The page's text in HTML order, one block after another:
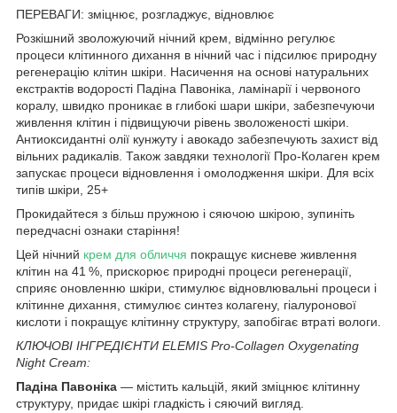
ПЕРЕВАГИ: зміцнює, розгладжує, відновлює
Розкішний зволожуючий нічний крем, відмінно регулює
процеси клітинного дихання в нічний час і підсилює природну
регенерацію клітин шкіри. Насичення на основі натуральних
екстрактів водорості Падіна Павоніка, ламінарії і червоного
коралу, швидко проникає в глибокі шари шкіри, забезпечуючи
живлення клітин і підвищуючи рівень зволоженості шкіри.
Антиоксидантні олії кунжуту і авокадо забезпечують захист від
вільних радикалів. Також завдяки технології Про-Колаген крем
запускає процеси відновлення і омолодження шкіри. Для всіх
типів шкіри, 25+
Прокидайтеся з більш пружною і сяючою шкірою, зупиніть
передчасні ознаки старіння!
Цей нічний крем для обличчя покращує кисневе живлення
клітин на 41 %, прискорює природні процеси регенерації,
сприяє оновленню шкіри, стимулює відновлювальні процеси і
клітинне дихання, стимулює синтез колагену, гіалуронової
кислоти і покращує клітинну структуру, запобігає втраті вологи.
КЛЮЧОВІ ІНГРЕДІЄНТИ ELEMIS Pro-Collagen Oxygenating
Night Cream:
Падіна Павоніка — містить кальцій, який зміцнює клітинну
структуру, придає шкірі гладкість і сяючий вигляд.